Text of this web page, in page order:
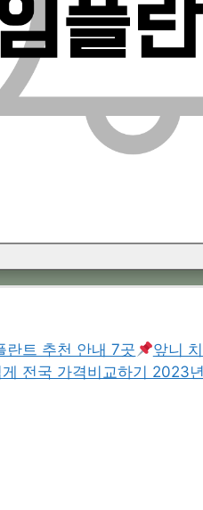
란트 추천 안내 7곳 앞니
전국 가격비교하기 2023